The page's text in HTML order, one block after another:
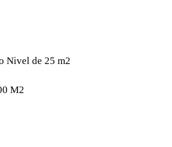
Nivel de 25 m2
M2